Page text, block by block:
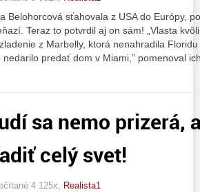
Belohorcová sťahovala z USA do Európy,
Teraz to potvrdil aj on sám! „Vlasta
z Marbelly, ktorá nenahradila
nedarilo predať dom v Miami,” pomenoval
sa nemo prizerá,
celý svet!
4 125x, Realista1